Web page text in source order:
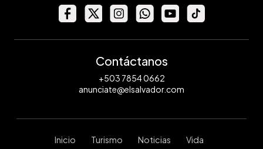
Contáctanos
+503 7854 0662
anunciate@elsalvador.com
Inicio Turismo Noticias Vida